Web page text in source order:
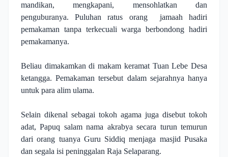
mandikan, mengkapani, mensohlatkan dan
penguburanya. Puluhan ratus orang
jamaah hadiri
pemakaman tanpa terkecuali warga berbondong hadiri
pemakamanya.
Beliau dimakamkan di makam keramat Tuan Lebe Desa
ketangga. Pemakaman tersebut dalam sejarahnya hanya
untuk para alim ulama.
Selain dikenal sebagai tokoh agama juga disebut tokoh
adat, Papuq salam nama akrabya secara turun temurun
dari orang tuanya Guru Siddiq menjaga masjid Pusaka
dan segala isi peninggalan Raja Selaparang.